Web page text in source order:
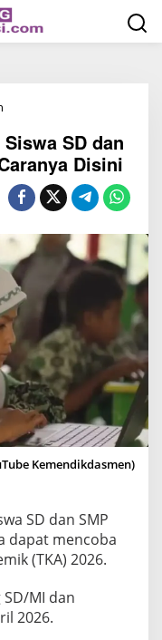
m
u
s
T
K
A
0
2
6
n
t
S
i
s
a
S
SD dan
Disini
Kemendikdasmen)
SD dan SMP
dapat mencoba
(TKA) 2026.
MI dan
2026.